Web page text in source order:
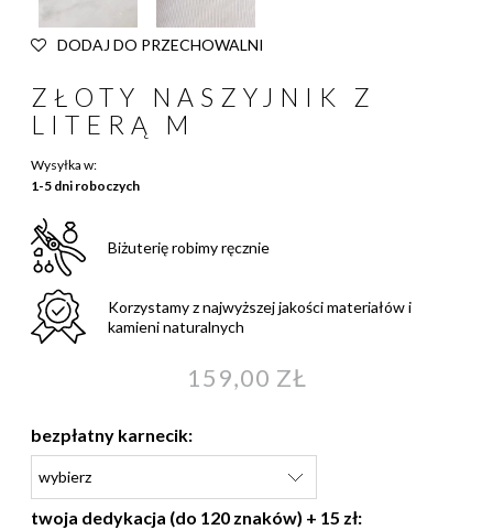
DODAJ DO PRZECHOWALNI
ZŁOTY NASZYJNIK Z
LITERĄ M
Wysyłka w:
1-5 dni roboczych
Biżuterię robimy ręcznie
Korzystamy z najwyższej jakości materiałów i
kamieni naturalnych
159,00 ZŁ
bezpłatny karnecik:
twoja dedykacja (do 120 znaków) + 15 zł: